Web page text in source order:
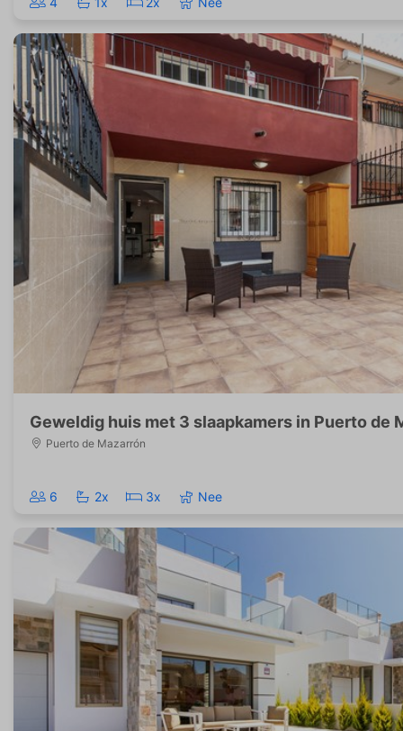
Geweldig huis met 3 slaapkamers in Puerto de
Puerto de Mazarrón
6 2x 3x Nee